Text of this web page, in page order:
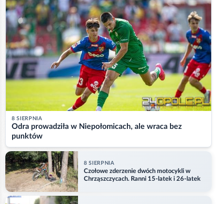
8 SIERPNIA
Odra prowadziła w Niepołomicach, ale wraca bez
punktów
8 SIERPNIA
Czołowe zderzenie dwóch motocykli w
Chrząszczycach. Ranni 15-latek i 26-latek